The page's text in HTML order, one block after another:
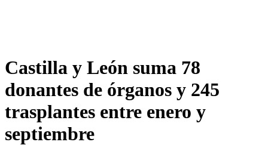
Castilla y León suma 78
donantes de órganos y 245
trasplantes entre enero y
septiembre